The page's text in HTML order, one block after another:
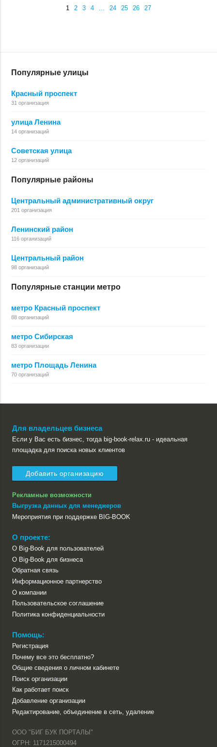
1 2 3 4 ... 24 25 26 27
Популярные улицы
Красный проспект
31 организация
улица Ленина
14 организаций
Советская улица
12 организаций
Популярные районы
Центральный административный округ
201 организация
Ленинский район
116 организаций
Центральный район
98 организаций
Популярные станции метро
метро Красный проспект
88 организаций
метро Сибирская
83 организации
метро Площадь Ленина
70 организаций
Для владельцев бизнеса
Если у Вас есть бизнес, тогда big-book-relax.ru - идеальная
площадка для поиска новых клиентов
Добавить организацию
Рекламные возможности
Выгрузка данных для менеджеров
Мероприятия при поддержке BIG-BOOK
О проекте:
О Big-Book для пользователей
О Big-Book для бизнеса
Обратная связь
Информационное партнерство
О компании
Пользовательское соглашение
Политика конфиденциальности
Помощь:
Регистрация
Почему все это бесплатно?
Общие сведения о личном кабинете
Поиск организации
Как работает поиск
Добавление организации
Редактирование, объединение в сеть, удаление
ООО "БИГ БУК ПОРТАЛЫ"
ОГРН: 1171215000494